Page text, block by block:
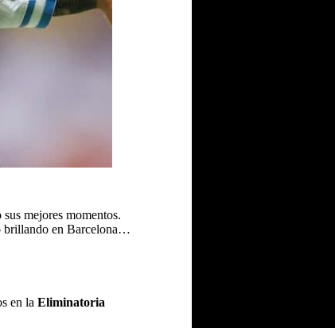
mejores momentos.
brillando en Barcelona…
en la Eliminatoria